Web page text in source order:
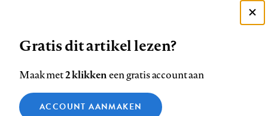
op
op
op
ons
op
Contact Colofon Disclaimer Privacy
Zie onze cookie policy
Gratis dit artikel lezen?
Maak met2 klikkeneen gratis account aan
ACCOUNT AANMAKEN